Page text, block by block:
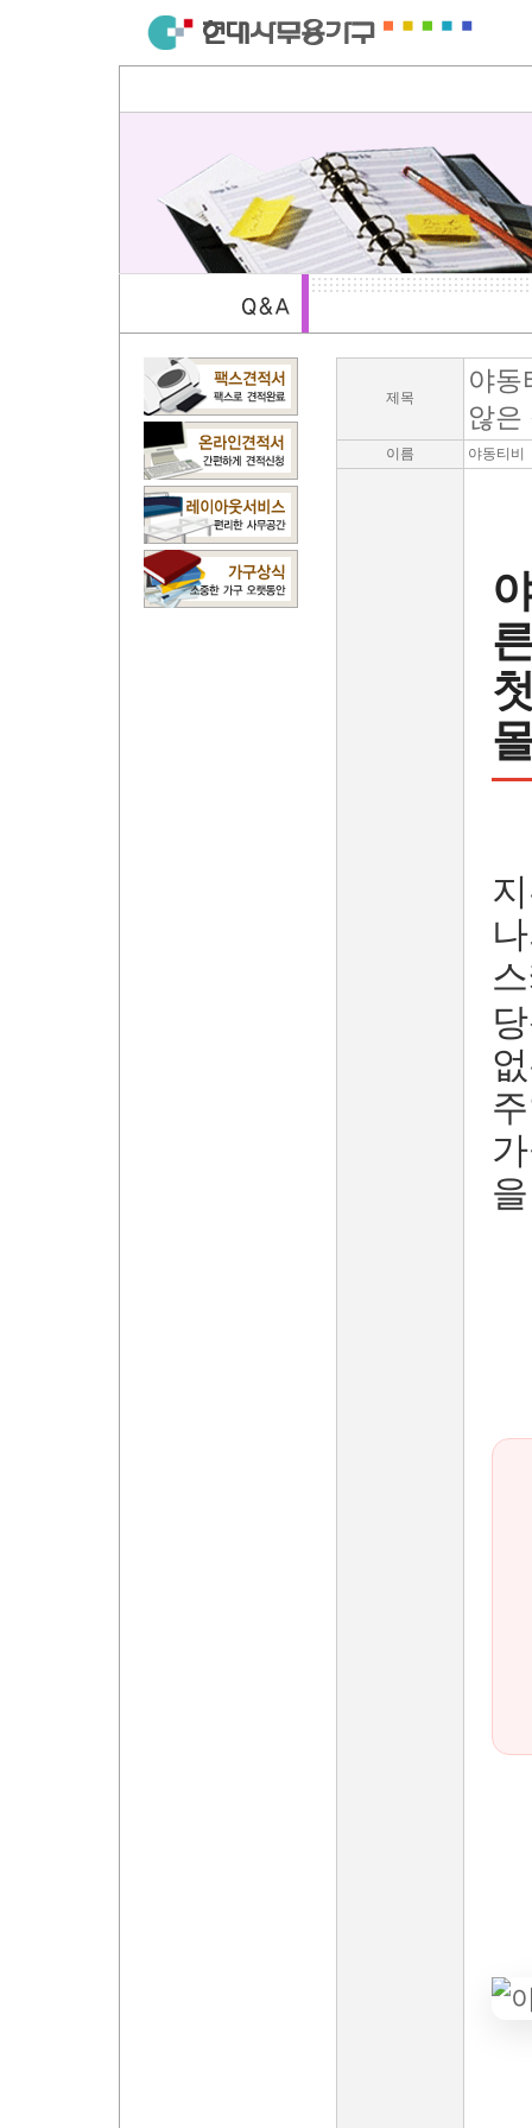
제목
야동
않은
이름 야동티비